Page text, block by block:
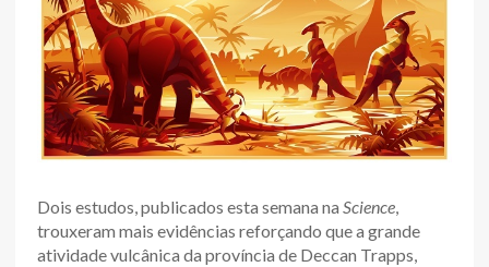
Dois estudos, publicados esta semana na Science,
trouxeram mais evidências reforçando que a grande
atividade vulcânica da província de Deccan Trapps,